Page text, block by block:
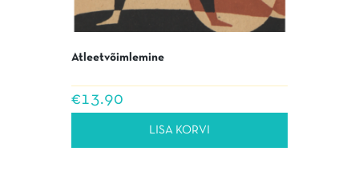
Atleetvõimlemine
€13.90
LISA KORVI